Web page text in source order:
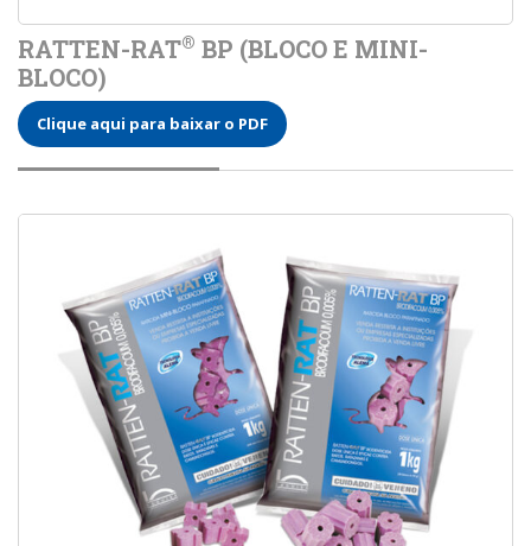
RATTEN-RAT® BP (BLOCO E MINI-
BLOCO)
Clique aqui para baixar o PDF